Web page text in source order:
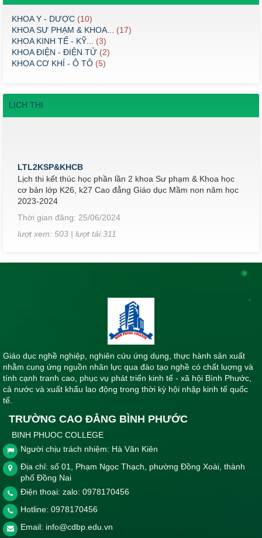
KHOA Y - DƯỢC (10)
KHOA SƯ PHẠM & KHOA...
(17)
KHOA KINH TẾ - KỸ...
(3)
KHOA ĐIỆN - ĐIỆN TỬ (2)
KHOA CƠ KHÍ - Ô TÔ (5)
LỊCH THI
LTL2KSP&KHCB
Lịch thi kết thúc học phần lần 2 khoa Sư phạm & Khoa học
cơ bản lớp K26, k27 Cao đẳng Giáo dục Mầm non năm học
2023-2024
Thời gian đăng: 25/06/2024
lượt xem: 503 | lượt tải:311
Thời gian đăng: 14/06/2024
Lịch thi kết thúc học phần Khoa Y - Dược tháng 5 năm 2024
Thời gian đăng: 10/05/2024
lượt xem: 568 | lượt tải:350
LTKTHPKN 5/2024
2024
Thời gian đăng: 10/05/2024
lượt xem: 440 | lượt tải:290
lthiYD12
Lịch thi kết thúc môn Khoa Y - Dược tháng 12 năm học
2023-2024
Thời gian đăng: 10/12/2023
lượt xem: 571 | lượt tải:385
Giáo dục nghề nghiệp, nghiên cứu ứng dụng, thực hành sản xuất
nhằm cung ứng nguồn nhân lực qua đào tạo nghề có chất luợng và
tính cạnh tranh cao, phục vụ phát triển kinh tế - xã hội Bình Phước,
cả nước và xuất khẩu lao động trong thời kỳ hội nhập kinh tế quốc
tế.
TRƯỜNG CAO ĐẲNG BÌNH PHƯỚC
BINH PHUOC COLLEGE
Người chịu trách nhiệm: Hà Văn Kiên
Địa chỉ: số 01, Phạm Ngọc Thạch, phường Đồng Xoài, thành
phố Đồng Nai
Điện thoại: zalo: 0978170456
Hotline: 0978170456
Email: info@cdbp.edu.vn